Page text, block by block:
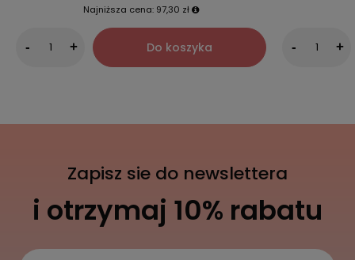
Najniższa cena: 97,30 zł
- + Do koszyka - +
Zapisz sie do newslettera
i otrzymaj 10% rabatu